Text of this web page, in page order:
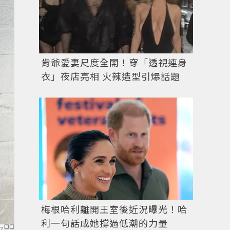
沖走寂寞滋味！畢書盡：手沖咖啡 讓我懂人生苦樂。
肯爺愛妻尺度全開！穿「透視連身
衣」夜店亮相 火辣造型引爆話題
梅根哈利離開王室後近況曝光！哈
利一句話成她撐過低潮的力量